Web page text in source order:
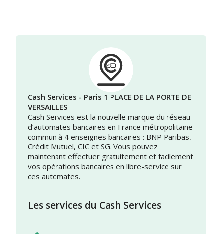
Cash Services - Paris 1 PLACE DE LA PORTE DE
VERSAILLES
Cash Services est la nouvelle marque du réseau
d’automates bancaires en France métropolitaine
commun à 4 enseignes bancaires : BNP Paribas,
Crédit Mutuel, CIC et SG. Vous pouvez
maintenant effectuer gratuitement et facilement
vos opérations bancaires en libre-service sur
ces automates.
Les services du Cash Services